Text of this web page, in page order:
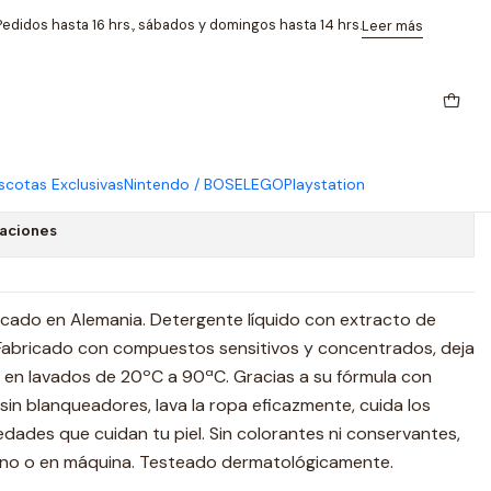
ExclusivasNintendo / BOSELEGOPlaystation
hasta 16 hrs., sábados y domingos hasta 14 hrs.Leer más
1.5 Lt
en Alemania. Detergente líquido con extracto de
con compuestos sensitivos y concentrados, deja
lavados de 20ºC a 90ªC. Gracias a su fórmula con
blanqueadores, lava la ropa eficazmente, cuida los
que cuidan tu piel. Sin colorantes ni conservantes,
o en máquina. Testeado dermatológicamente.